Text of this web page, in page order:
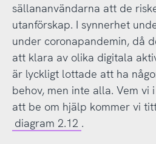
sällananvändarna att de
utanförskap. I synnerhet
under coronapandemin, då
att klara av olika digitala
är lyckligt lottade att ha
behov, men inte alla. Vem vi
att be om hjälp kommer vi
diagram 2.12 .